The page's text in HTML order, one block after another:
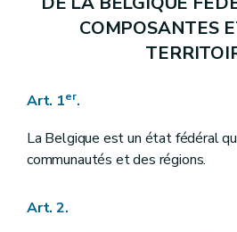
Art. 33
Art. 34
Art. 35
Art. 38
Art. 39
Art. 41
Chapitre premier DES
COMPOSANTES
Art. 1er.
La Belgique est un état fédéral
communautés et des régions.
Art. 2.